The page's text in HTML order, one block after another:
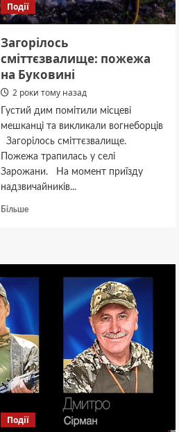
Події
Загорілось
сміттєзвалище: пожежа
на Буковині
2 роки тому назад
Густий дим помітили місцеві
мешканці та викликали вогнеборців
Загорілось сміттєзвалище.
Пожежа трапилась у селі
Зарожани. На момент приїзду
надзвичайників...
БільшеДокладніше
Події